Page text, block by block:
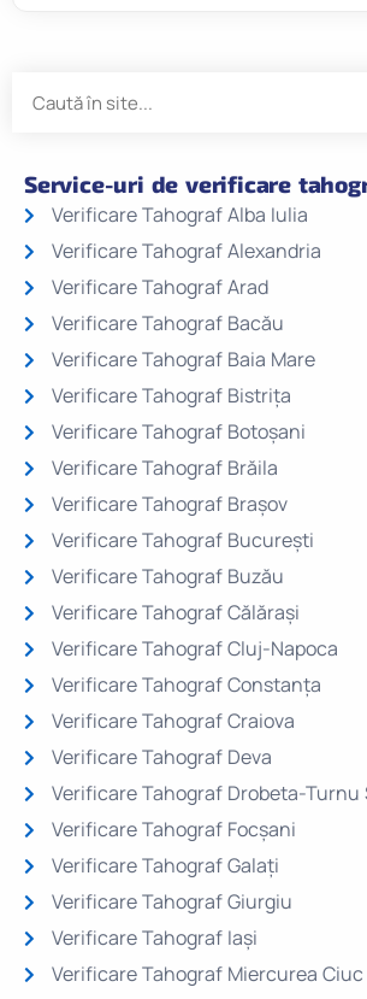
Service-uri de verificare
Verificare Tahograf Alba Iulia
Verificare Tahograf Alexandria
Verificare Tahograf Arad
Verificare Tahograf Bacău
Verificare Tahograf Baia Mare
Verificare Tahograf Bistrița
Verificare Tahograf Botoșani
Verificare Tahograf Brăila
Verificare Tahograf Brașov
Verificare Tahograf București
Verificare Tahograf Buzău
Verificare Tahograf Călărași
Verificare Tahograf Cluj-Napoca
Verificare Tahograf Constanța
Verificare Tahograf Craiova
Verificare Tahograf Deva
Verificare Tahograf Drobeta-Turnu
Verificare Tahograf Focșani
Verificare Tahograf Galați
Verificare Tahograf Giurgiu
Verificare Tahograf Iași
Verificare Tahograf Miercurea Ciuc